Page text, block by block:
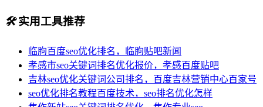
🛠️实用工具推荐
临朐百度seo优化排名，临朐贴吧新闻
孝感市seo关键词排名优化报价，孝感百度贴吧
吉林seo优化关键词公司排名，百度吉林营销中心百家号
seo优化排名教程百度技术，seo排名优化怎样